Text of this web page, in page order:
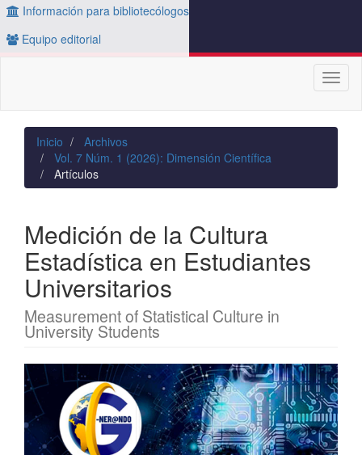
Información para bibliotecólogos
Equipo editorial
Inicio
Archivos
Vol. 7 Núm. 1 (2026): Dimensión Científica
Artículos
Medición de la Cultura
Estadística en Estudiantes
Universitarios
Measurement of Statistical Culture in
University Students
Barra
lateral
del